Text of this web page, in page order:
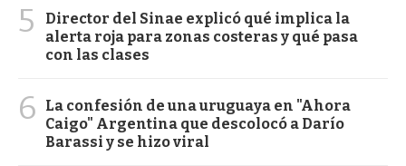
5
Director del Sinae explicó qué implica la
alerta roja para zonas costeras y qué pasa
con las clases
6
La confesión de una uruguaya en "Ahora
Caigo" Argentina que descolocó a Darío
Barassi y se hizo viral